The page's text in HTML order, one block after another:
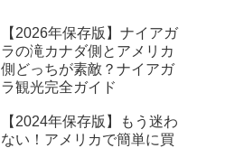
【2026年保存版】ナイアガ
ラの滝カナダ側とアメリカ
側どっちが素敵？ナイアガ
ラ観光完全ガイド
【2024年保存版】もう迷わ
ない！アメリカで簡単に買